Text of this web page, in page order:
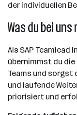
der individuellen
Was du bei
Als SAP Teamlead
übernimmst du die
Teams und sorgst
und laufende
priorisiert und